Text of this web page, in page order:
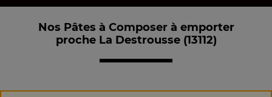
Nos Pâtes à Composer à emporter
proche La Destrousse (13112)